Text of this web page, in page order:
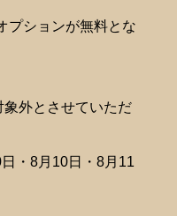
プションが無料とな
外とさせていただ
・8月10日・8月11